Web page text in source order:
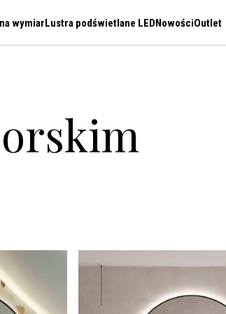
Main navigation
wymiarLustra podświetlane LEDNowościOutlet